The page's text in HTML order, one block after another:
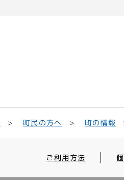
町民の方へ 町の情報
ご利用方法